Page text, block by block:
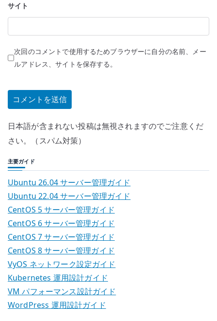
サイト
次回のコメントで使用するためブラウザーに自分の名前、メー
ルアドレス、サイトを保存する。
日本語が含まれない投稿は無視されますのでご注意くだ
さい。（スパム対策）
主要ガイド
Ubuntu 26.04 サーバー管理ガイド
Ubuntu 22.04 サーバー管理ガイド
CentOS 5 サーバー管理ガイド
CentOS 6 サーバー管理ガイド
CentOS 7 サーバー管理ガイド
CentOS 8 サーバー管理ガイド
VyOS ネットワーク設定ガイド
Kubernetes 運用設計ガイド
VM パフォーマンス設計ガイド
WordPress 運用設計ガイド